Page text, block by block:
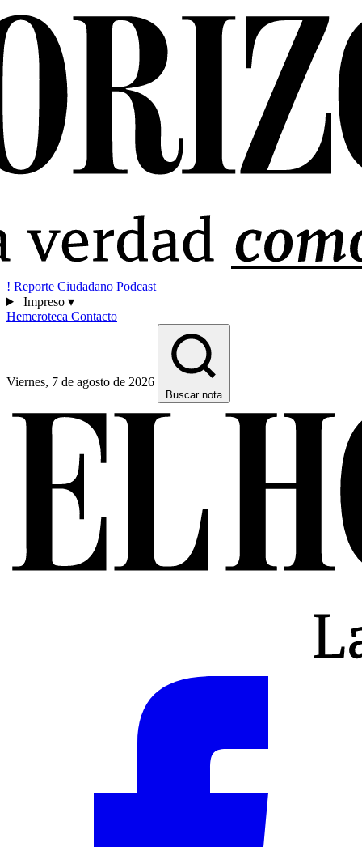
! Reporte Ciudadano Podcast
Impreso ▾
Hemeroteca Contacto
Viernes, 7 de agosto de 2026
Buscar nota